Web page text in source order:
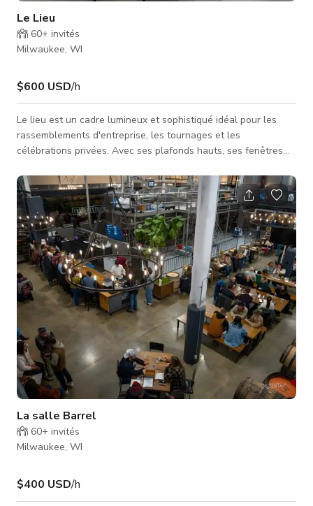
Le Lieu
60+ invités
Milwaukee, WI
$600 USD/h
Le lieu est un cadre lumineux et sophistiqué idéal pour les
rassemblements d'entreprise, les tournages et les
célébrations privées. Avec ses plafonds hauts, ses fenêtres
minimaliste, il crée un arrière-plan propre et intemporel pour
tout événement. La disposition flexible se transforme
facilement pour correspondre à votre vision — que vous
planifiez un dîner élégant, un tournage de contenu de marque
ou une présentatio
La salle Barrel
60+ invités
Milwaukee, WI
$400 USD/h